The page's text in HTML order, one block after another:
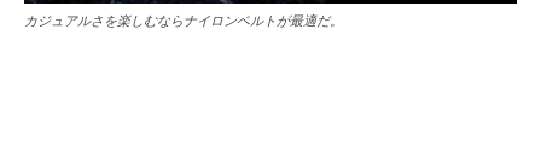
カジュアルさを楽しむならナイロンベルトが最適だ。